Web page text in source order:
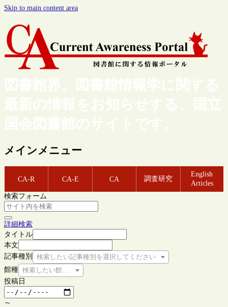
Skip to main content area
図書館界、図書館情報学に関する
最新の情報をお知らせする、国立
国会図書館のサイトです。
メインメニュー
CA-R CA-E CA 調査研究
English
Articles
検索フォーム
詳細検索
タイトル
本文
記事種別
検索したい記事種別を選択してください
館種 検索したい館種を選択してください
投稿日
～